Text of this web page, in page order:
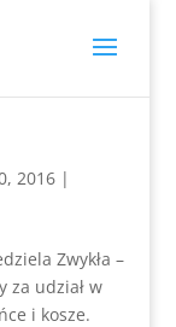
2016|
Zwykła –
za udział w
i kosze.